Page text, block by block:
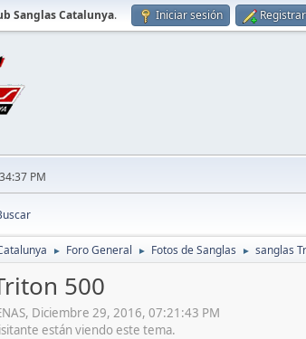
Sanglas Catalunya. Iniciar sesión
PM
► Foro General ► Fotos de Sanglas ► sanglas
500
Diciembre 29, 2016, 07:21:43 PM
están viendo este tema.